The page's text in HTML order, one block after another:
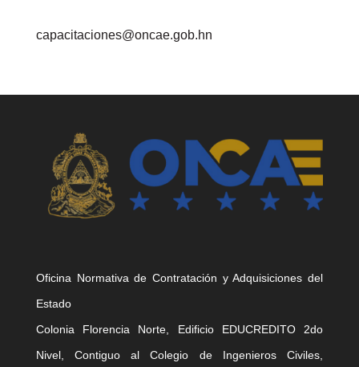
capacitaciones@oncae.gob.hn
Oficina Normativa de Contratación y Adquisiciones del
Estado
Colonia Florencia Norte, Edificio EDUCREDITO 2do
Nivel, Contiguo al Colegio de Ingenieros Civiles,